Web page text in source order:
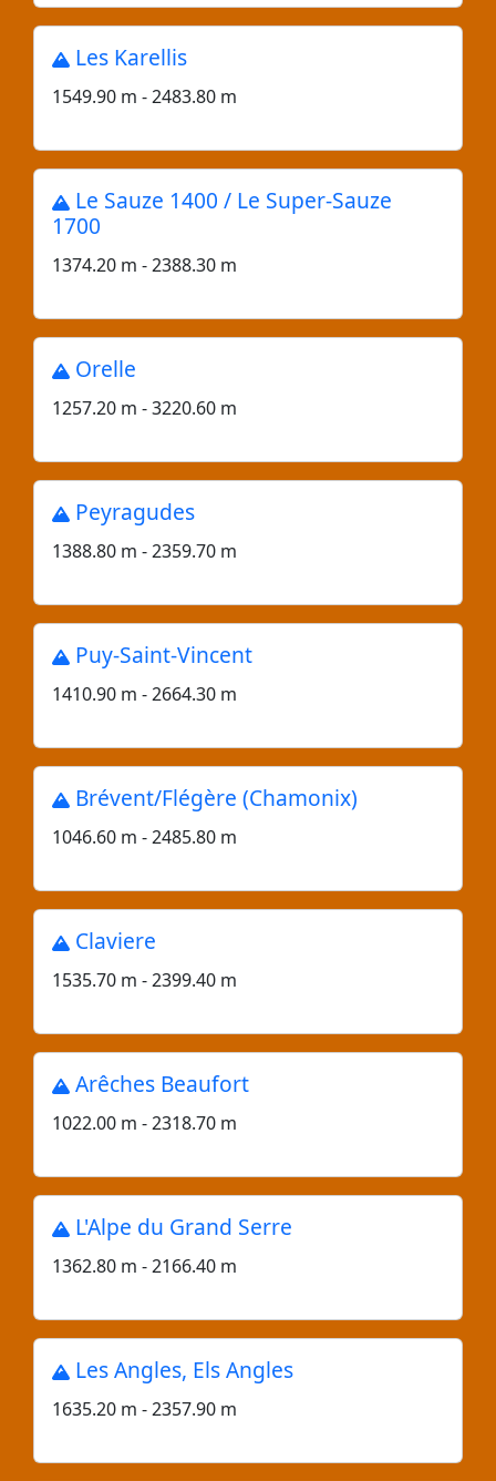
Les Karellis
1549.90 m - 2483.80 m
Le Sauze 1400 / Le Super-Sauze
1700
1374.20 m - 2388.30 m
Orelle
1257.20 m - 3220.60 m
Peyragudes
1388.80 m - 2359.70 m
Puy-Saint-Vincent
1410.90 m - 2664.30 m
Brévent/Flégère (Chamonix)
1046.60 m - 2485.80 m
Claviere
1535.70 m - 2399.40 m
Arêches Beaufort
1022.00 m - 2318.70 m
L'Alpe du Grand Serre
1362.80 m - 2166.40 m
Les Angles, Els Angles
1635.20 m - 2357.90 m